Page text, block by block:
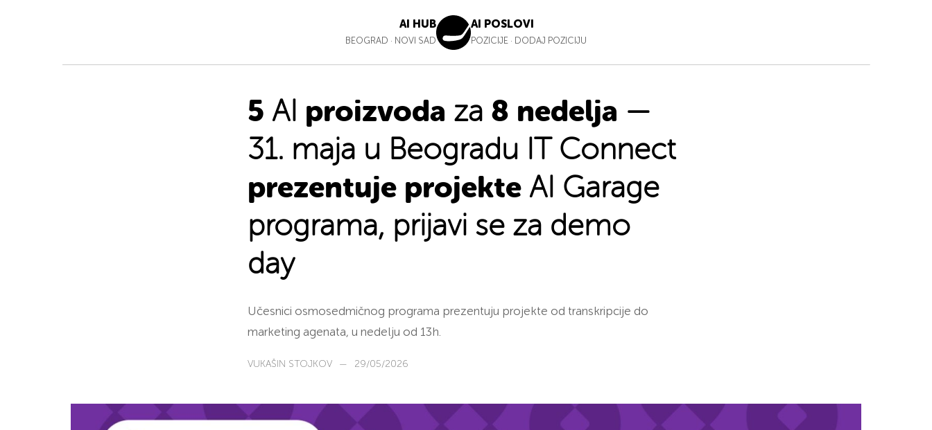
AI HUB
BEOGRAD · NOVI SAD
AI POSLOVI
POZICIJE · DODAJ POZICIJU
5 AI proizvoda za 8 nedelja —
31. maja u Beogradu IT Connect
prezentuje projekte AI Garage
programa, prijavi se za demo
day
Učesnici osmosedmičnog programa prezentuju projekte od transkripcije do
marketing agenata, u nedelju od 13h.
VUKAŠIN STOJKOV — 29/05/2026